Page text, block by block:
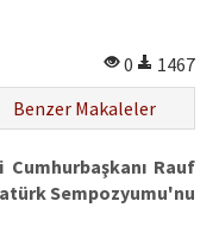
0
1467
Benzer Makaleler
Cumhurbaşkanı Rauf
Sempozyumu'nu